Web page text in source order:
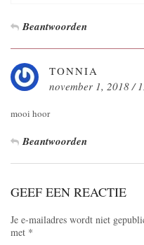
Beantwoorden
TONNIA
november 1, 2018 /
mooi hoor
Beantwoorden
GEEF EEN REACTIE
Je e-mailadres wordt niet
met *